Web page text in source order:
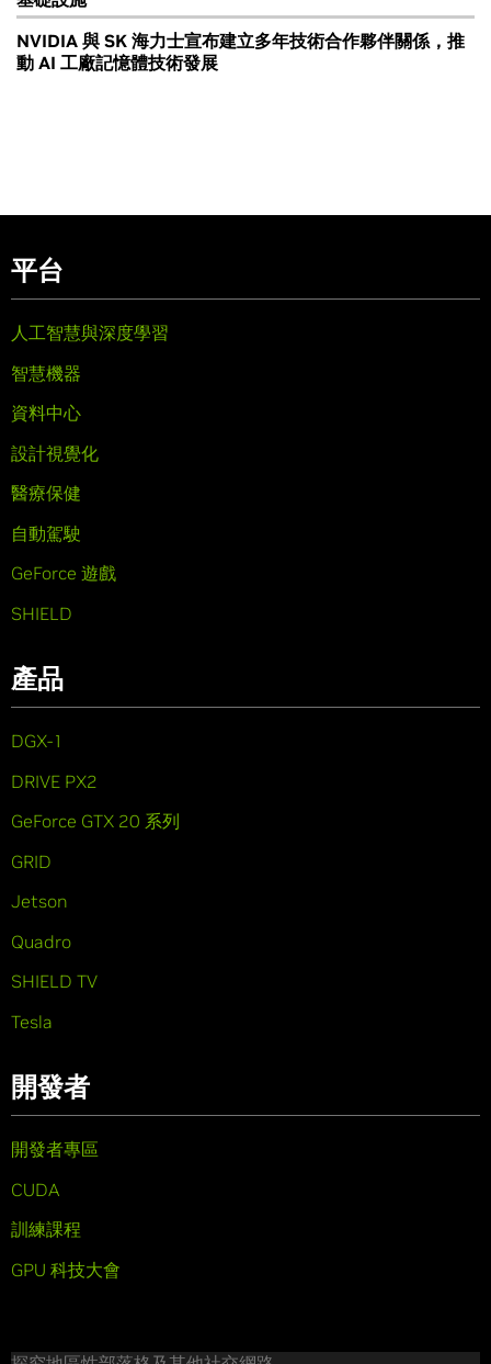
NVIDIA 與 SK 海力士宣布建立多年技術合作夥伴關係，推
動 AI 工廠記憶體技術發展
平台
人工智慧與深度學習
智慧機器
資料中心
設計視覺化
醫療保健
自動駕駛
GeForce 遊戲
SHIELD
產品
DGX-1
DRIVE PX2
GeForce GTX 20 系列
GRID
Jetson
Quadro
SHIELD TV
Tesla
開發者
開發者專區
CUDA
訓練課程
GPU 科技大會